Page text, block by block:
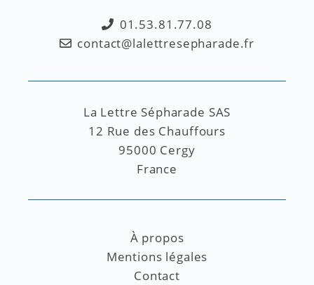
01.53.81.77.08
contact@lalettresepharade.fr
La Lettre Sépharade SAS
12 Rue des Chauffours
95000 Cergy
France
À propos
Mentions légales
Contact